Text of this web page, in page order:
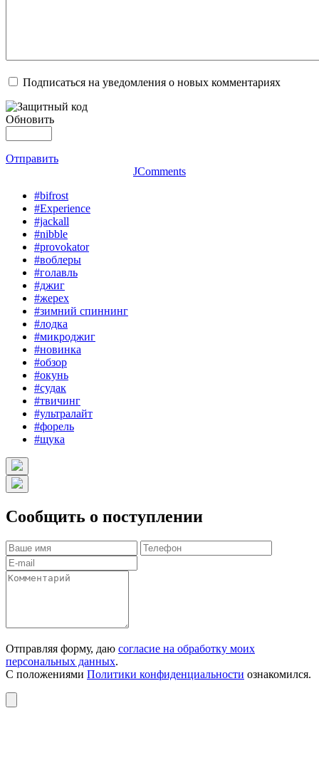
Подписаться на уведомления о новых комментариях
Обновить
Отправить
JComments
#bifrost
#Experience
#jackall
#nibble
#provokator
#воблеры
#голавль
#джиг
#жерех
#зимний спиннинг
#лодка
#микроджиг
#новинка
#обзор
#окунь
#судак
#твичинг
#ультралайт
#форель
#щука
Сообщить о поступлении
Отправляя форму, даю согласие на обработку моих
персональных данных.
С положениями Политики конфиденциальности ознакомился.